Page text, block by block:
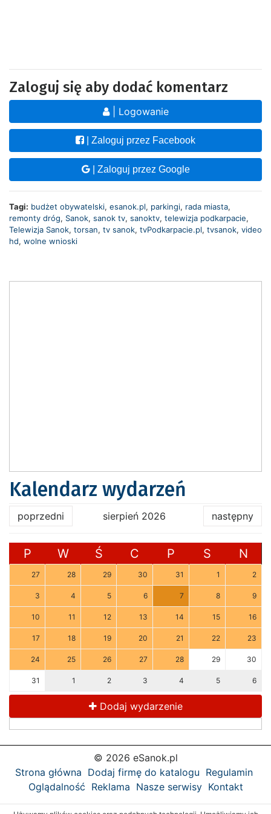
Zaloguj się aby dodać komentarz
| Logowanie
| Zaloguj przez Facebook
| Zaloguj przez Google
Tagi: budżet obywatelski, esanok.pl, parkingi, rada miasta,
remonty dróg, Sanok, sanok tv, sanoktv, telewizja podkarpacie,
Telewizja Sanok, torsan, tv sanok, tvPodkarpacie.pl, tvsanok, video
hd, wolne wnioski
Kalendarz wydarzeń
poprzedni sierpień 2026 następny
P W Ś C P S N
27 28 29 30 31 1 2
3 4 5 6 7 8 9
10 11 12 13 14 15 16
17 18 19 20 21 22 23
24 25 26 27 28 29 30
31 1 2 3 4 5 6
Dodaj wydarzenie
© 2026 eSanok.pl
Strona główna Dodaj firmę do katalogu Regulamin
Oglądalność Reklama Nasze serwisy Kontakt